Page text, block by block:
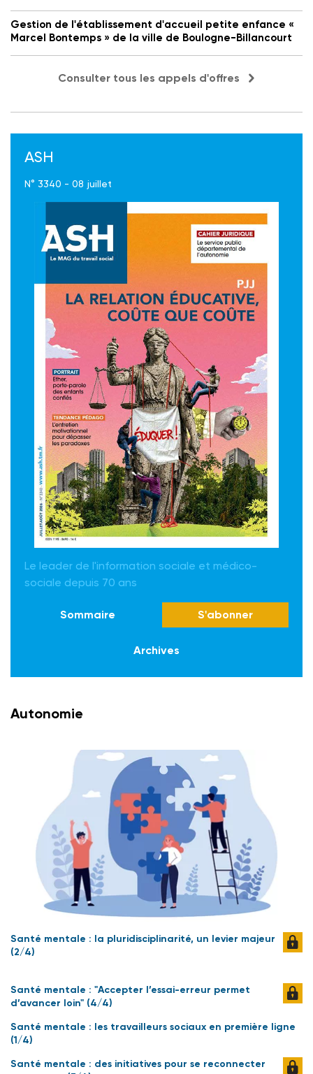
Gestion de l'établissement d'accueil petite enfance «
Marcel Bontemps » de la ville de Boulogne-Billancourt
Consulter tous les appels d'offres
ASH
N° 3340 - 08 juillet
Le leader de l'information sociale et médico-
sociale depuis 70 ans
Sommaire S'abonner
Archives
Autonomie
Santé mentale : la pluridisciplinarité, un levier majeur
(2/4)
Santé mentale : "Accepter l’essai-erreur permet
d’avancer loin" (4/4)
Santé mentale : les travailleurs sociaux en première ligne
(1/4)
Santé mentale : des initiatives pour se reconnecter